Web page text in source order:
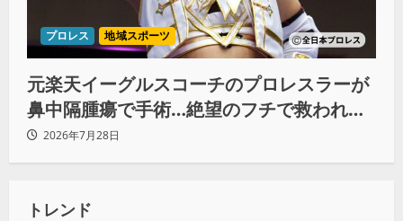
プロレス 地域スポーツ
元楽天イーグルスコーチのプロレスラーが
鼻中隔腫瘍で手術…絶望のフチで救われた
リーダーの言葉
2026年7月28日
トレンド